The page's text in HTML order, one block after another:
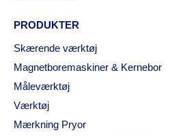
PRODUKTER
Skærende værktøj
Magnetboremaskiner & Kernebor
Måleværktøj
Værktøj
Mærkning Pryor